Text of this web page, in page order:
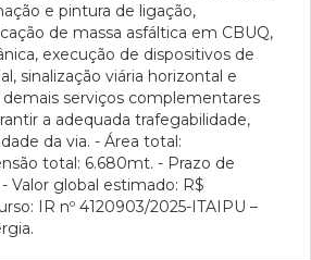
e pintura de ligação,
de massa asfáltica em CBUQ,
execução de dispositivos de
sinalização viária horizontal e
serviços complementares
a adequada trafegabilidade,
da via. - Área total:
total: 6.680mt. - Prazo de
Valor global estimado: R$
IR nº 4120903/2025-ITAIPU –